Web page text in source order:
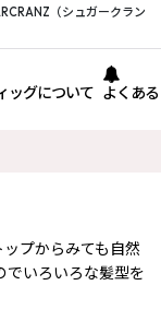
（シュガークラン
ッグについて よくあ
プからみても自然
いろいろな髪型を